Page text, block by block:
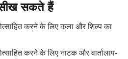
सकते हैं
करने के लिए कला और शिल्प का
करने के लिए नाटक और वार्तालाप-